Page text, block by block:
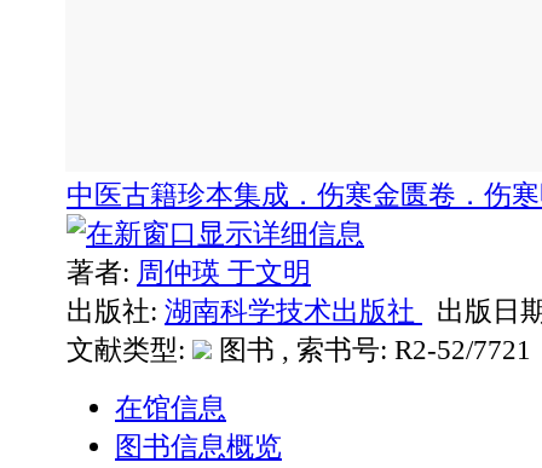
中医古籍珍本集成．伤寒金匮卷．伤
著者: 周仲瑛 于文明
出版社: 湖南科学技术出版社
出版日
文献类型:
图书 , 索书号: R2-52/7721
在馆信息
图书信息概览